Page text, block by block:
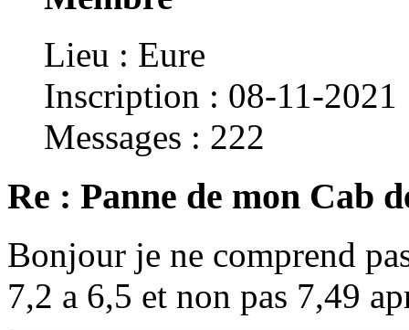
Lieu : Eure
Inscription : 08-11-2021
Messages : 222
Re : Panne de mon Cab
Bonjour je ne comprend
7,2 a 6,5 et non pas 7,49